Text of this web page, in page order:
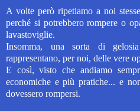
A volte però ripetiamo a noi
perché si potrebbero rompere o
lavastoviglie.
Insomma, una sorta di
rappresentano, per noi, delle vere
E così, visto che andiamo
economiche epiù pratiche... e
dovessero rompersi.